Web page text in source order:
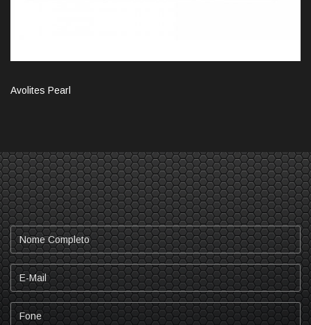
Avolites Pearl
Nome
Completo
E-
mail
Fone